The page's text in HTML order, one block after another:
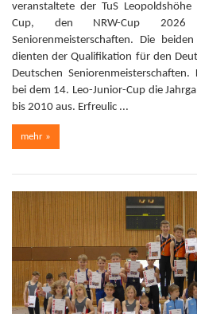
veranstaltete der TuS
Cup, den NRW-Cup 2026
Seniorenmeisterschaften. Die
dienten der Qualifikation für den
Deutschen
bei dem 14. Leo-Junior-Cup die
bis 2010 aus. Erfreulic ...
mehr »